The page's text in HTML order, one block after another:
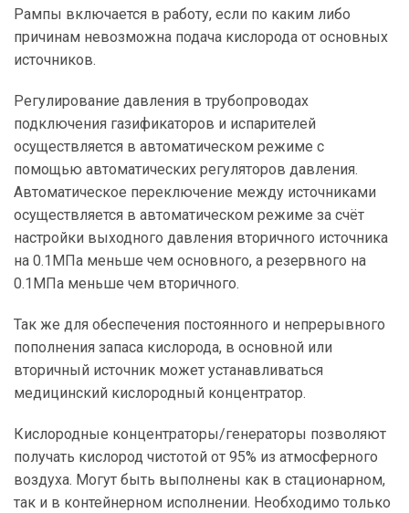
Рампы включается в работу, если по каким либо
причинам невозможна подача кислорода от основных
источников.
Регулирование давления в трубопроводах
подключения газификаторов и испарителей
осуществляется в автоматическом режиме с
помощью автоматических регуляторов давления.
Автоматическое переключение между источниками
осуществляется в автоматическом режиме за счёт
настройки выходного давления вторичного источника
на 0.1МПа меньше чем основного, а резервного на
0.1МПа меньше чем вторичного.
Так же для обеспечения постоянного и непрерывного
пополнения запаса кислорода, в основной или
вторичный источник может устанавливаться
медицинский кислородный концентратор.
Кислородные концентраторы/генераторы позволяют
получать кислород чистотой от 95% из атмосферного
воздуха. Могут быть выполнены как в стационарном,
так и в контейнерном исполнении. Необходимо только